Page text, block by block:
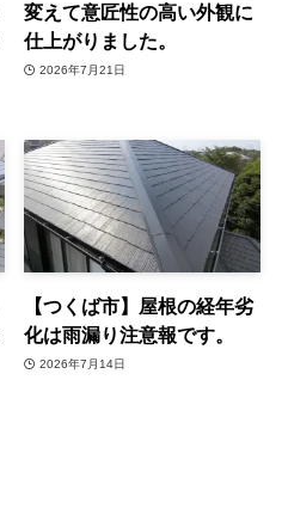
変えて意匠性の高い外観に
仕上がりました。
2026年7月21日
【つくば市】屋根の経年劣
化は雨漏り注意報です。
2026年7月14日